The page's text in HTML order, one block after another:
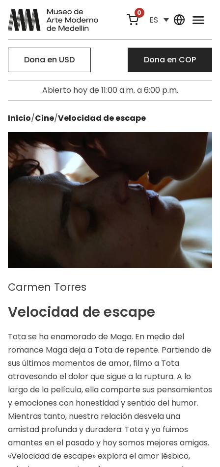
0
ES
Dona en USD Dona en COP
Abierto hoy de 11:00 a.m. a 6:00 p.m.
Inicio/Cine/Velocidad de escape
Carmen Torres
Velocidad de escape
Tota se ha enamorado de Maga. En medio del
romance Maga deja a Tota de repente. Partiendo de
sus últimos momentos de amor, filmo a Tota
atravesando el dolor que sigue a la ruptura. A lo
largo de la película, ella comparte sus pensamientos
y emociones con honestidad y sentido del humor.
Mientras tanto, nuestra relación desvela una
amistad profunda y duradera: Tota y yo fuimos
amantes en el pasado y hoy somos mejores amigas.
«Velocidad de escape» explora el amor lésbico,